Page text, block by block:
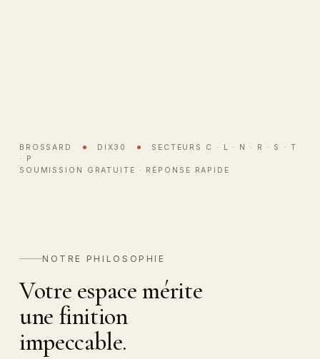
BROSSARD DIX30
SECTEURS C · L · N · R · S · T
· P
SOUMISSION GRATUITE · RÉPONSE RAPIDE
NOTRE PHILOSOPHIE
Votre espace mérite
une finition
impeccable.